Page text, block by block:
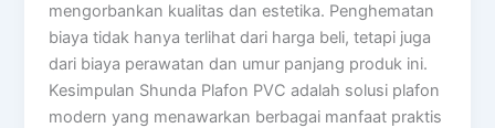
mengorbankan kualitas dan estetika. Penghematan
biaya tidak hanya terlihat dari harga beli, tetapi juga
dari biaya perawatan dan umur panjang produk ini.
Kesimpulan Shunda Plafon PVC adalah solusi plafon
modern yang menawarkan berbagai manfaat praktis